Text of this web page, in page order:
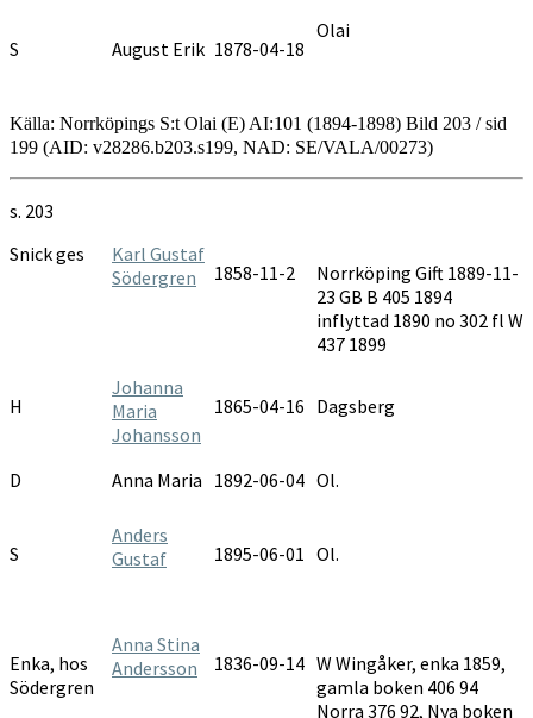
S August Erik 1878-04-18
Olai
Källa: Norrköpings S:t Olai (E) AI:101 (1894-1898) Bild 203 / sid
199 (AID: v28286.b203.s199, NAD: SE/VALA/00273)
s. 203
Snick ges
Karl Gustaf
Södergren
1858-11-2
Norrköping Gift 1889-11-
23 GB B 405 1894
inflyttad 1890 no 302 fl W
437 1899
H
Johanna
Maria
Johansson
1865-04-16 Dagsberg
D Anna Maria 1892-06-04 Ol.
S
Anders
Gustaf
1895-06-01 Ol.
Enka, hos
Södergren
Anna Stina
Andersson
1836-09-14 W Wingåker, enka 1859,
gamla boken 406 94
Norra 376 92, Nya boken